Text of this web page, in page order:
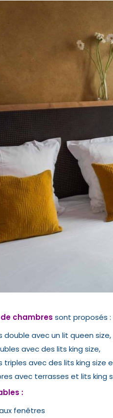
chambres sont proposés :
double avec un lit queen size,
avec des lits king size,
triples avec des lits king size
avec terrasses et lits king
:
fenêtres